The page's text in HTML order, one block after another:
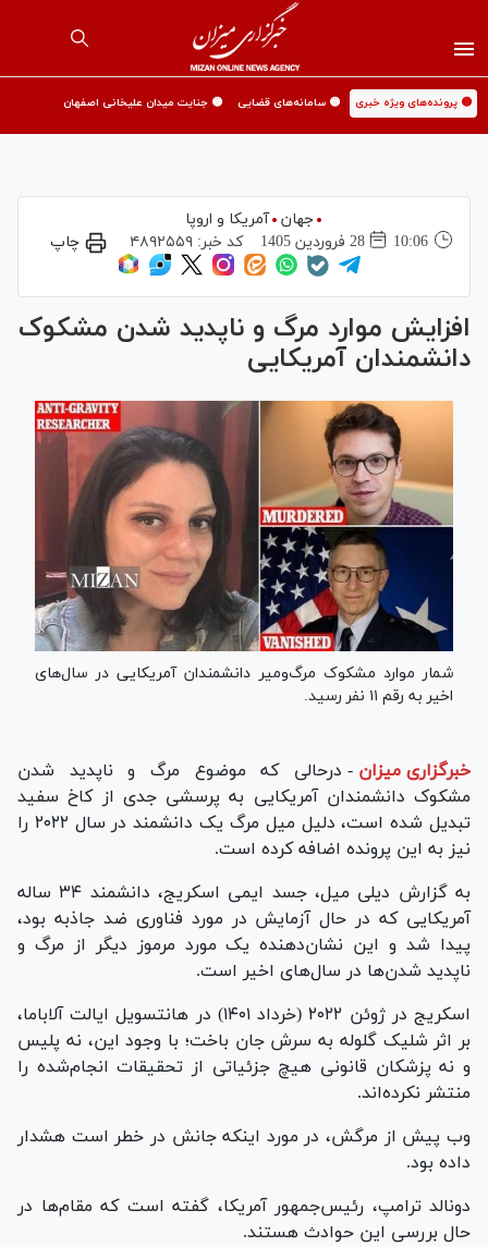
🟡 پرونده‌های ویژه خبری 🟡 سامانه‌های قضایی 🟡 جنایت میدان علیخانی اصفهان
جهان
آمریکا و اروپا
10:06
28 فروردين 1405 کد خبر:۴۸۹۲۵۵۹ چاپ
افزایش موارد مرگ و ناپدید شدن مشکوک
دانشمندان آمریکایی
شمار موارد مشکوک مرگ‌ومیر دانشمندان آمریکایی در سال‌های
اخیر به رقم ۱۱ نفر رسید.
خبرگزاری میزان - درحالی که موضوع مرگ و ناپدید شدن
مشکوک دانشمندان آمریکایی به پرسشی جدی از کاخ سفید
تبدیل شده است، دلیل میل مرگ یک دانشمند در سال ۲۰۲۲ را
نیز به این پرونده اضافه کرده است.
به گزارش دیلی میل، جسد ایمی اسکریج، دانشمند ۳۴ ساله
آمریکایی که در حال آزمایش در مورد فناوری ضد جاذبه بود،
پیدا شد و این نشان‌دهنده یک مورد مرموز دیگر از مرگ و
ناپدید شدن‌ها در سال‌های اخیر است.
اسکریج در ژوئن ۲۰۲۲ (خرداد ۱۴۰۱) در هانتسویل ایالت آلاباما،
بر اثر شلیک گلوله به سرش جان باخت؛ با وجود این، نه پلیس
و نه پزشکان قانونی هیچ جزئیاتی از تحقیقات انجام‌شده را
منتشر نکرده‌اند.
وب پیش از مرگش، در مورد اینکه جانش در خطر است هشدار
داده بود.
دونالد ترامپ، رئیس‌جمهور آمریکا، گفته است که مقام‌ها در
حال بررسی این حوادث هستند.